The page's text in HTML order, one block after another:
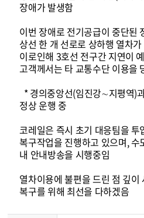
장애가 발생함
이번 장애로 전기공급이 중단된
상선 한 개 선로로 상하행 열차
이로인해 3호선 전구간 지연이
고객께서는 타 교통수단 이용을
* 경의중앙선(임진강∼지평역)
정상 운행 중
코레일은 즉시 초기 대응팀을 투
복구작업을 진행하고 있으며,
내 안내방송을 시행중임
열차이용에 불편을 드린 점 깊
복구를 위해 최선을 다하겠음